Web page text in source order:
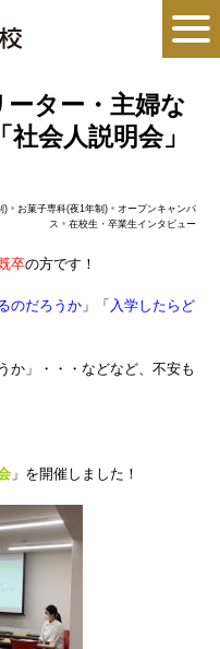
ター・主婦な
会人説明会」
)• お菓子専科(夜1年制)• オープンキャンパ
ス • 在校生・卒業生インタビュー
卒の方です！
のだろうか 」「 入学したらど
か」・・・などなど、不安も
」を開催しました！